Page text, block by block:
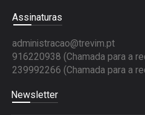
Assinaturas
administracao@trevim.pt
916220938 (Chamada para a
239992266 (Chamada para a
Newsletter